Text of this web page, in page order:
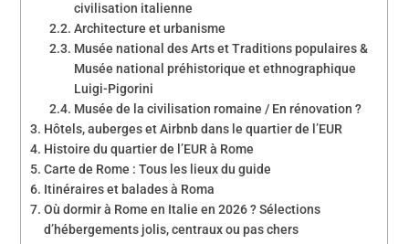
civilisation italienne
Architecture et urbanisme
Musée national des Arts et Traditions populaires &
Musée national préhistorique et ethnographique
Luigi-Pigorini
Musée de la civilisation romaine / En rénovation ?
Hôtels, auberges et Airbnb dans le quartier de l’EUR
Histoire du quartier de l’EUR à Rome
Carte de Rome : Tous les lieux du guide
Itinéraires et balades à Roma
Où dormir à Rome en Italie en 2026 ? Sélections
d’hébergements jolis, centraux ou pas chers